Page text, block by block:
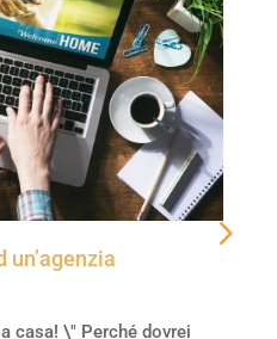
un’agenzia
casa! \" Perché dovrei